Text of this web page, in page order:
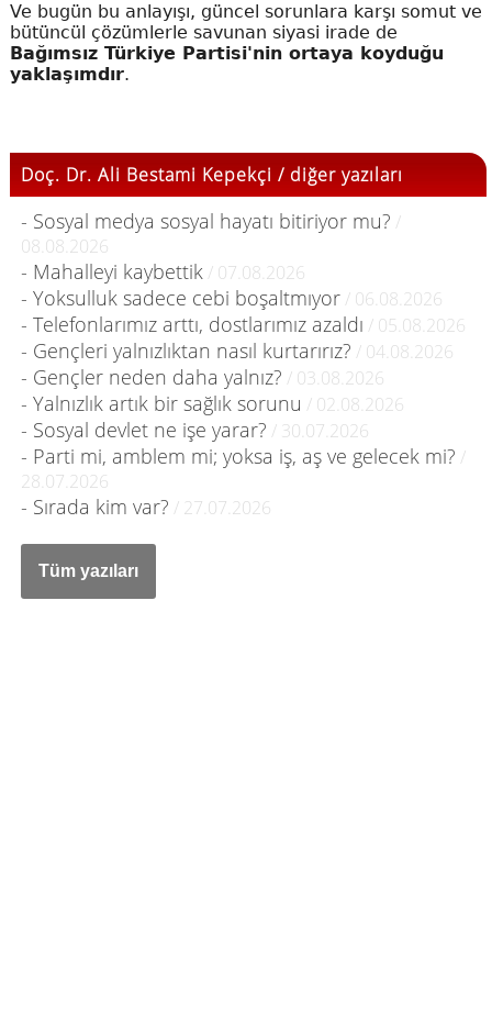
Ve bugün bu anlayışı, güncel sorunlara karşı somut ve
bütüncül çözümlerle savunan siyasi irade de
Bağımsız Türkiye Partisi'nin ortaya koyduğu
yaklaşımdır.
Doç. Dr. Ali Bestami Kepekçi / diğer yazıları
- Sosyal medya sosyal hayatı bitiriyor mu? /
08.08.2026
- Mahalleyi kaybettik/ 07.08.2026
- Yoksulluk sadece cebi boşaltmıyor/ 06.08.2026
- Telefonlarımız arttı, dostlarımız azaldı / 05.08.2026
- Gençleri yalnızlıktan nasıl kurtarırız? / 04.08.2026
- Gençler neden daha yalnız? / 03.08.2026
- Yalnızlık artık bir sağlık sorunu / 02.08.2026
- Sosyal devlet ne işe yarar? / 30.07.2026
- Parti mi, amblem mi; yoksa iş, aş ve gelecek mi? /
28.07.2026
- Sırada kim var? / 27.07.2026